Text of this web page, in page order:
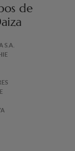
de
S.A.